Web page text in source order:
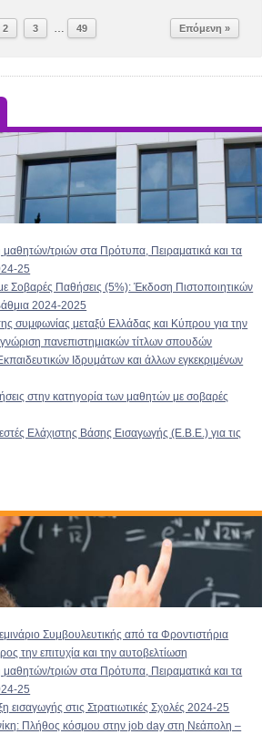
2 3 … 49 Επόμενη »
μαθητών/τριών στα Πρότυπα, Πειραματικά και τα
25
Σοβαρές Παθήσεις (5%): Έκδοση Πιστοποιητικών
2024-2025
συμφωνίας μεταξύ Ελλάδας και Κύπρου για την
πανεπιστημιακών τίτλων σπουδών
Ιδρυμάτων και άλλων εγκεκριμένων
στην κατηγορία των μαθητών με σοβαρές
Ελάχιστης Βάσης Εισαγωγής (Ε.Β.Ε.) για τις
Συμβουλευτικής από τα Φροντιστήρια
την επιτυχία και την αυτοβελτίωση
μαθητών/τριών στα Πρότυπα, Πειραματικά και τα
25
εισαγωγής στις Στρατιωτικές Σχολές 2024-25
Πλήθος κόσμου στην job day στη Νεάπολη –